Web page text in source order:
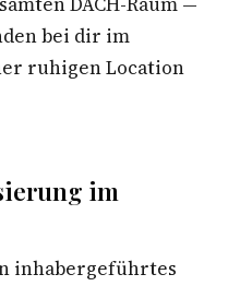
bei dir im
ruhigen Location
im
inhabergeführtes